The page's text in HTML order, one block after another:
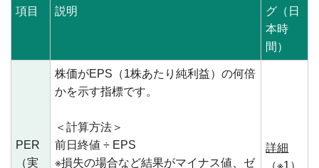
項目 説明
グ（日
本時
間）
PER
（実
株価がEPS（1株あたり純利益）の何倍
かを示す指標です。
＜計算方法＞
前日終値 ÷ EPS
※損失の場合など結果がマイナス値、ゼ
詳細
（※1）